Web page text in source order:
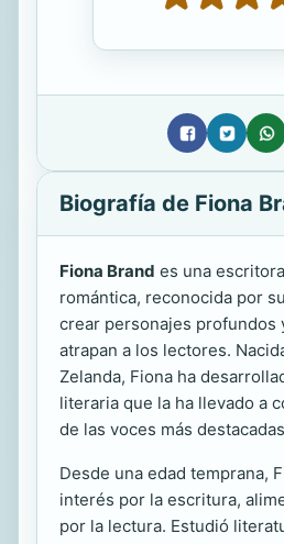
Biografía de Fiona
Fiona Brand es una
romántica, reconocida por
crear personajes profundos
atrapan a los lectores.
Zelanda, Fiona ha
literaria que la ha llevado a
de las voces más
Desde una edad temprana,
interés por la escritura,
por la lectura. Estudió